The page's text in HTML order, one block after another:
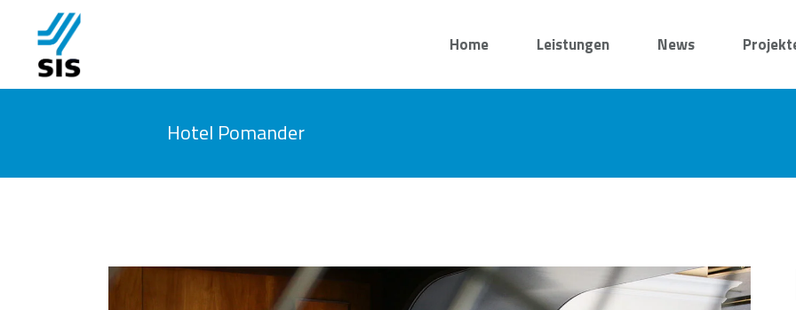
Home Leistungen News
Hotel Pomander